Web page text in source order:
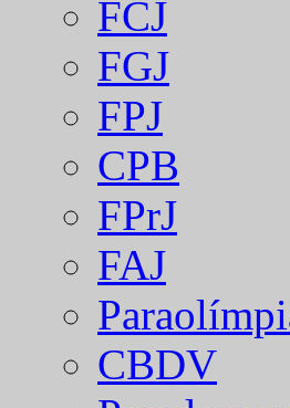
FCJ
FGJ
FPJ
CPB
FPrJ
FAJ
CBDV